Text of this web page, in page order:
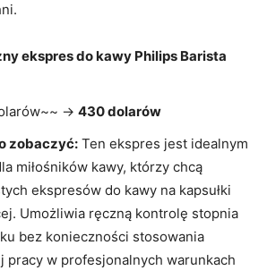
ekspres do kawy Philips Barista
→ 430 dolarów
zobaczyć: Ten ekspres jest idealnym
miłośników kawy, którzy chcą
ekspresów do kawy na kapsułki
Umożliwia ręczną kontrolę stopnia
bez konieczności stosowania
pracy w profesjonalnych warunkach